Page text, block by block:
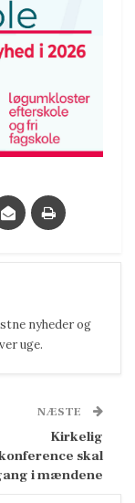
nyheder og
uge.
NÆSTE
Kirkelig
skal
i mændene